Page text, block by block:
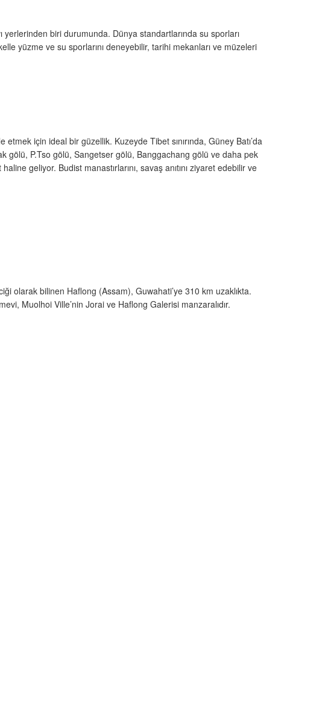
yerlerinden biri durumunda. Dünya standartlarında su sporları
yüzme ve su sporlarını deneyebilir, tarihi mekanları ve müzeleri
etmek için ideal bir güzellik. Kuzeyde Tibet sınırında, Güney Batı’da
gölü, P.Tso gölü, Sangetser gölü, Banggachang gölü ve daha pek
geliyor. Budist manastırlarını, savaş anıtını ziyaret edebilir ve
olarak bilinen Haflong (Assam), Guwahati’ye 310 km uzaklıkta.
Muolhoi Ville’nin Jorai ve Haflong Galerisi manzaralıdır.